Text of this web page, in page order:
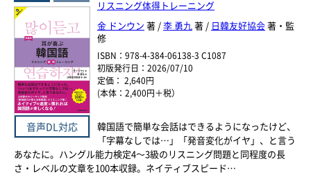
中国語
アジア諸語
日本語
閉じる
書 名
著者名
言 語
ジャンル
音声DL対応
リスニング体得トレーニング
金 ドンウン 著 /李 勇九著 / 日韓友好協会著・監
修
ISBN：978-4-384-06138-3 C1087
初版発行日：2026/07/10
定価： 2,640円
(本体：2,400円＋税）
韓国語で簡単な会話はできるようになったけど、
「字幕なしでは…」「発音変化がイヤ」、と言う
あなたに。ハングル能力検定4～3級のリスニング問題と同程度の長
さ・レベルの文章を100本収録。ネイティブスピード…